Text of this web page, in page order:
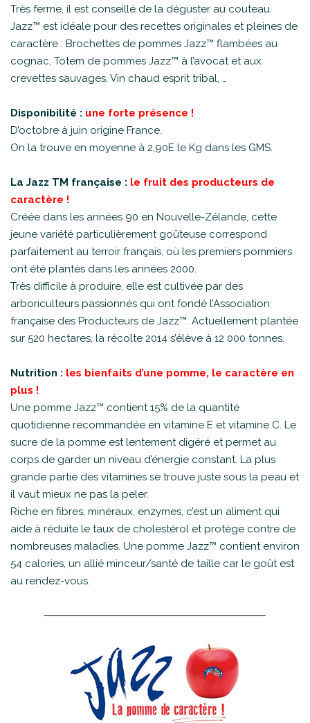
Très ferme, il est conseillé de la déguster au couteau.
Jazz™ est idéale pour des recettes originales et pleines de
caractère : Brochettes de pommes Jazz™ flambées au
cognac, Totem de pommes Jazz™ à l’avocat et aux
crevettes sauvages, Vin chaud esprit tribal, …
Disponibilité : une forte présence !
D’octobre à juin origine France.
On la trouve en moyenne à 2,90E le Kg dans les GMS.
La Jazz TM française : le fruit des producteurs de
caractère !
Créée dans les années 90 en Nouvelle-Zélande, cette
jeune variété particulièrement goûteuse correspond
parfaitement au terroir français, où les premiers pommiers
ont été plantés dans les années 2000.
Très difficile à produire, elle est cultivée par des
arboriculteurs passionnés qui ont fondé l’Association
française des Producteurs de Jazz™. Actuellement plantée
sur 520 hectares, la récolte 2014 s’élève à 12 000 tonnes.
Nutrition : les bienfaits d’une pomme, le caractère en
plus !
Une pomme Jazz™ contient 15% de la quantité
quotidienne recommandée en vitamine E et vitamine C. Le
sucre de la pomme est lentement digéré et permet au
corps de garder un niveau d’énergie constant. La plus
grande partie des vitamines se trouve juste sous la peau et
il vaut mieux ne pas la peler.
Riche en fibres, minéraux, enzymes, c’est un aliment qui
aide à réduite le taux de cholestérol et protège contre de
nombreuses maladies. Une pomme Jazz™ contient environ
54 calories, un allié minceur/santé de taille car le goût est
au rendez-vous.